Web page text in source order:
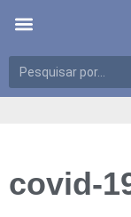
covid-